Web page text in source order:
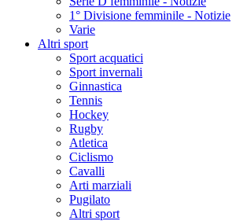
1° Divisione femminile - Notizie
Varie
Altri sport
Sport acquatici
Sport invernali
Ginnastica
Tennis
Hockey
Rugby
Atletica
Ciclismo
Cavalli
Arti marziali
Pugilato
Altri sport